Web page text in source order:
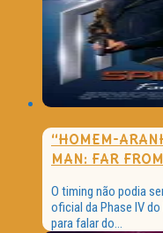
“HOMEM-
MAN: FAR
O timing não podia
oficial da Phase IV
para falar do...